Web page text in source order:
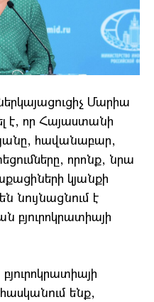
Մարիա
է, որ Հայաստանի
հավանաբար,
որոնք, նրա
կյանքի
նույնացնում է
բյուրոկրատիայի
բյուրոկրատիայի
ենք,